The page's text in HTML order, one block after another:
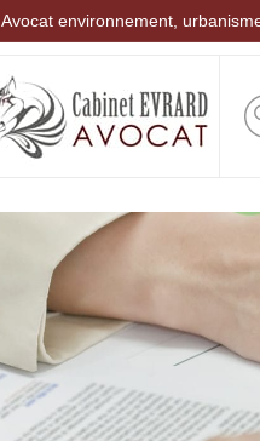
Avocat environnement,